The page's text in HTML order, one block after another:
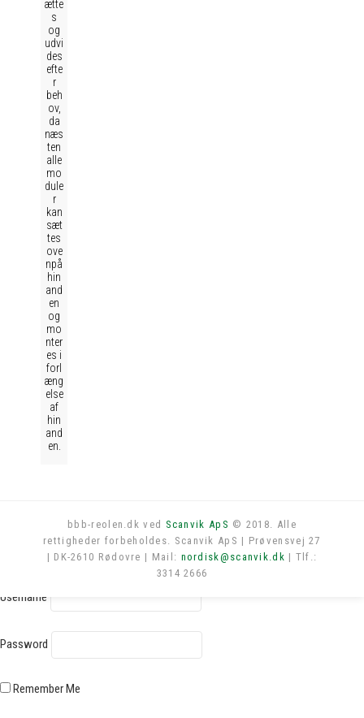
ætte
s
og
udvi
des
efte
r
beh
ov,
da
næs
ten
alle
mo
dule
r
kan
sæt
tes
ove
npå
hin
and
en
og
mo
nter
es i
forl
æng
else
af
hin
and
en.
bbb-reolen.dk ved Scanvik ApS © 2018. Alle
rettigheder forbeholdes. Scanvik ApS | Prøvensvej 27
| DK-2610 Rødovre | Mail: nordisk@scanvik.dk | Tlf.:
3314 2666
Log in
Username
Password
Remember Me